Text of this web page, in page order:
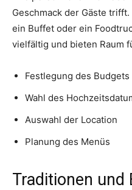
Geschmack der Gäste
ein Buffet oder ein
vielfältig und bieten Raum
Festlegung des Budgets
Wahl des
Auswahl der Location
Planung des Menüs
Traditionen und